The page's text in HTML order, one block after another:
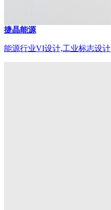
捷晶能源
能源行业VI设计,工业标志设计